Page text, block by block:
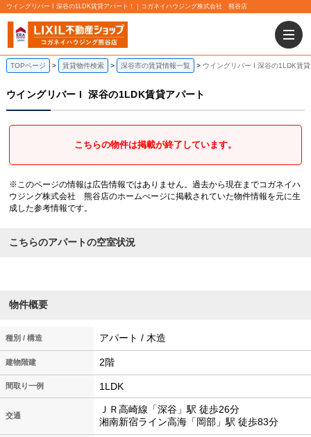
ウイングリバー I 深谷の1LDK賃貸アパート！｜コガネイハウジング株式会社 熊谷店
TOPページ 賃貸物件検索 深谷市の賃貸情報一覧 ウイングリバー I 深谷の1LDK賃
ウイングリバー I 深谷の1LDK賃貸アパート
こちらの物件は掲載が終了しています。
※このページの情報は広告情報ではありません。過去から現在までコガネイハ
ウジング株式会社 熊谷店のホームぺージに掲載されていた物件情報を元に生
成した参考情報です。
こちらのアパートの空室状況
物件概要
種別 / 構造 アパート / 木造
建物階建 2階
間取り一例 1LDK
交通
ＪＲ高崎線「深谷」駅 徒歩26分
湘南新宿ライン高海「岡部」駅 徒歩83分